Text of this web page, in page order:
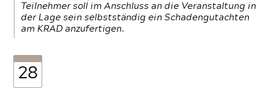
Teilnehmer soll im Anschluss an die Veranstaltung in
der Lage sein selbstständig ein Schadengutachten
am KRAD anzufertigen.
28